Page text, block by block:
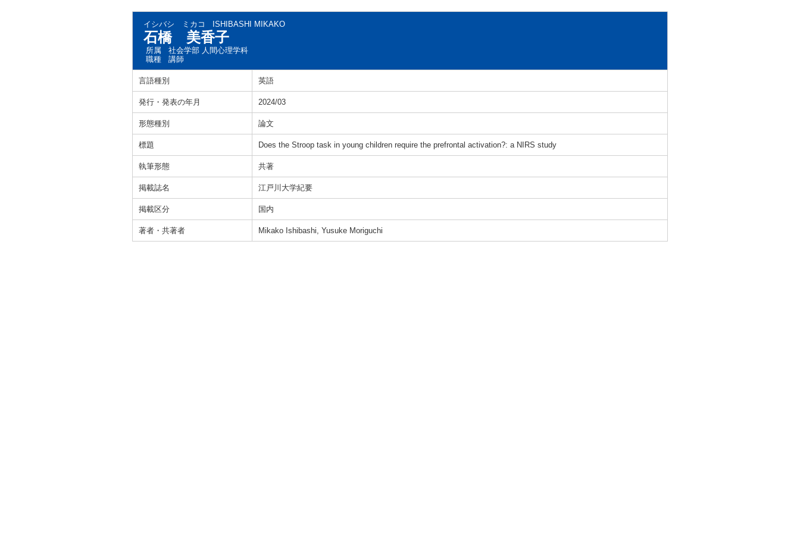
イシバシ ミカコ ISHIBASHI MIKAKO
石橋 美香子
所属
社会学部 人間心理学科
職種
講師
言語種別 英語
発行・発表の年月 2024/03
形態種別 論文
標題 Does the Stroop task in young children require the prefrontal activation?: a NIRS study
執筆形態 共著
掲載誌名 江戸川大学紀要
掲載区分 国内
著者・共著者 Mikako Ishibashi, Yusuke Moriguchi